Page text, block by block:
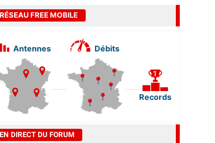
RÉSEAU FREE MOBILE
Antennes Débits
Records
EN DIRECT DU FORUM